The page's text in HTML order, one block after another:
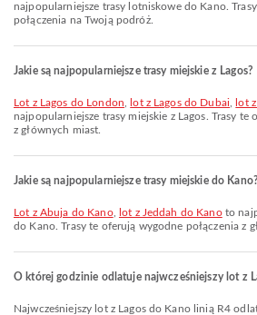
najpopularniejsze trasy lotniskowe do Kano.
połączenia na Twoją podróż.
Jakie są najpopularniejsze trasy miejskie z Lagos?
lot z Lagos do London lot z Lagos do Dubai lot
najpopularniejsze trasy miejskie z Lagos. Trasy te
z głównych miast.
Jakie są najpopularniejsze trasy miejskie do Kano?
lot z Abuja do Kano, lot z Jeddah do Kanoto
do Kano. Trasy te oferują wygodne połączenia z
O której godzinie odlatuje najwcześniejszy lot z
Najwcześniejszy lot z Lagos do Kano linią R4 odlatuje o 10:20. Możesz